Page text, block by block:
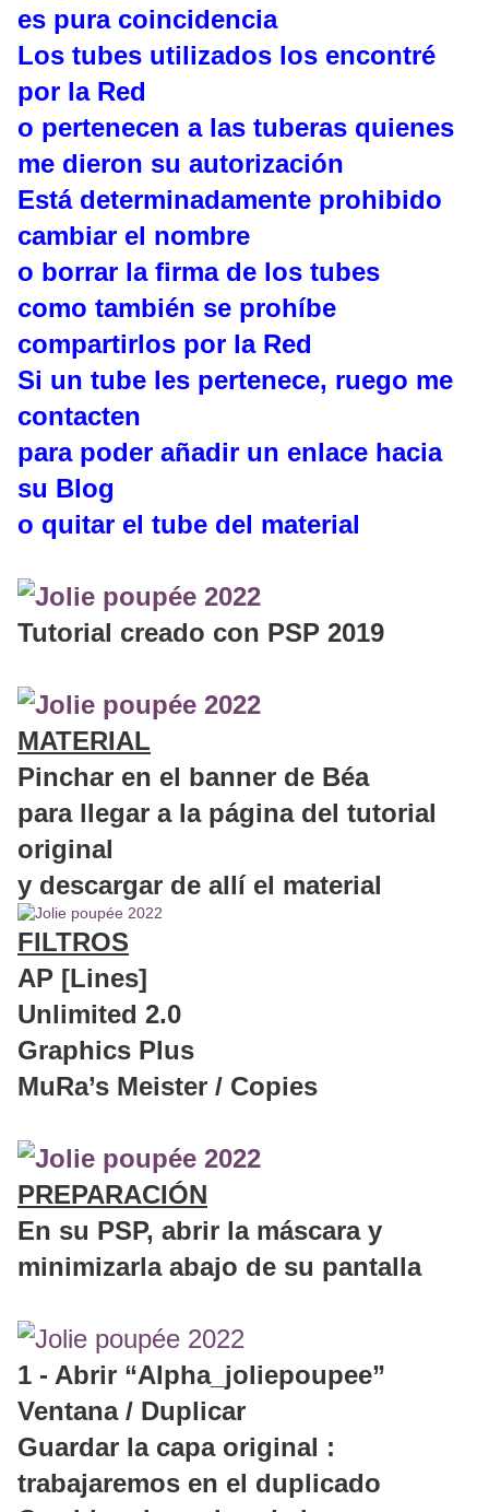
es pura coincidencia
Los tubes utilizados los encontré
por la Red
o pertenecen a las tuberas quienes
me dieron su autorización
Está determinadamente prohibido
cambiar el nombre
o borrar la firma de los tubes
como también se prohíbe
compartirlos por la Red
Si un tube les pertenece, ruego me
contacten
para poder añadir un enlace hacia
su Blog
o quitar el tube del material
Tutorial creado con PSP 2019
MATERIAL
Pinchar en el banner de Béa
para llegar a la página del tutorial
original
y descargar de allí el material
FILTROS
AP [Lines]
Unlimited 2.0
Graphics Plus
MuRa’s Meister / Copies
PREPARACIÓN
En su PSP, abrir la máscara y
minimizarla abajo de su pantalla
1 - Abrir “Alpha_joliepoupee”
Ventana / Duplicar
Guardar la capa original :
trabajaremos en el duplicado